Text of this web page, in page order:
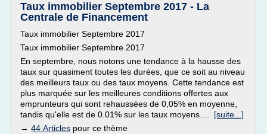
Taux immobilier Septembre 2017 - La
Centrale de Financement
Taux immobilier Septembre 2017
Taux immobilier Septembre 2017
En septembre, nous notons une tendance à la hausse des
taux sur quasiment toutes les durées, que ce soit au niveau
des meilleurs taux ou des taux moyens. Cette tendance est
plus marquée sur les meilleures conditions offertes aux
emprunteurs qui sont rehaussées de 0,05% en moyenne,
tandis qu'elle est de 0.01% sur les taux moyens.... [suite...]
→ 44 Articles pour ce thème